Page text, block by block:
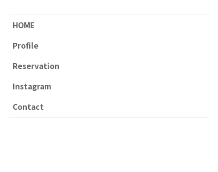
HOME
Profile
Reservation
Instagram
Contact